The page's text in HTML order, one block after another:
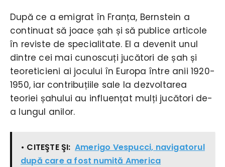
După ce a emigrat în Franța, Bernstein a
continuat să joace șah și să publice articole
în reviste de specialitate. El a devenit unul
dintre cei mai cunoscuți jucători de șah și
teoreticieni ai jocului în Europa între anii 1920-
1950, iar contribuțiile sale la dezvoltarea
teoriei șahului au influențat mulți jucători de-
a lungul anilor.
• CITEŞTE ŞI: Amerigo Vespucci, navigatorul
după care a fost numită America